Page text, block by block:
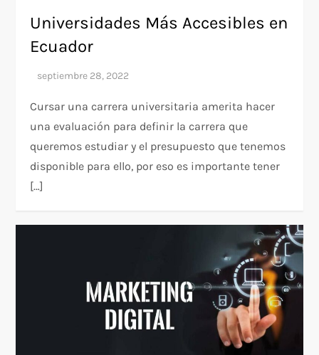
Universidades Más Accesibles en
Ecuador
Cursar una carrera universitaria amerita hacer
una evaluación para definir la carrera que
queremos estudiar y el presupuesto que tenemos
disponible para ello, por eso es importante tener
[…]